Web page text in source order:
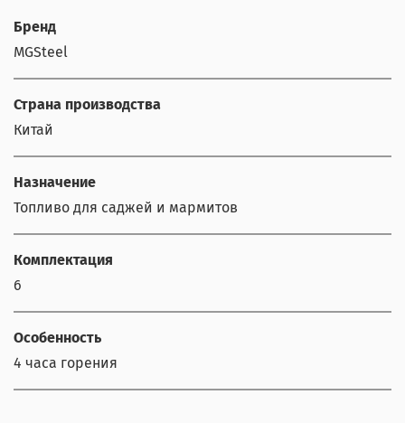
Бренд
MGSteel
Страна производства
Китай
Назначение
Топливо для саджей и мармитов
Комплектация
6
Особенность
4 часа горения